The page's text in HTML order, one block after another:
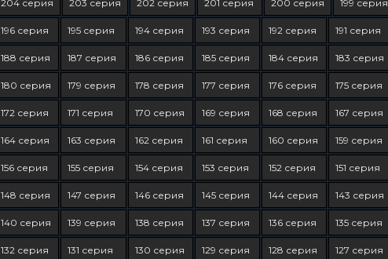
204 серия 203 серия 202 серия 201 серия 200 серия 199 серия
196 серия 195 серия 194 серия 193 серия 192 серия 191 серия
188 серия 187 серия 186 серия 185 серия 184 серия 183 серия
180 серия 179 серия 178 серия 177 серия 176 серия 175 серия
172 серия 171 серия 170 серия 169 серия 168 серия 167 серия
164 серия 163 серия 162 серия 161 серия 160 серия 159 серия
156 серия 155 серия 154 серия 153 серия 152 серия 151 серия
148 серия 147 серия 146 серия 145 серия 144 серия 143 серия
140 серия 139 серия 138 серия 137 серия 136 серия 135 серия
132 серия 131 серия 130 серия 129 серия 128 серия 127 серия